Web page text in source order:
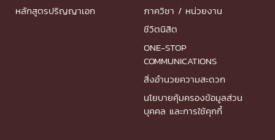
หลักสูตรปริญญาเอก
ภาควิชา / หน่วยงาน
ชีวิตนิสิต
ONE-STOP
COMMUNICATIONS
สิ่งอำนวยความสะดวก
นโยบายคุ้มครองข้อมูลส่วน
บุคคล และการใช้คุกกี้